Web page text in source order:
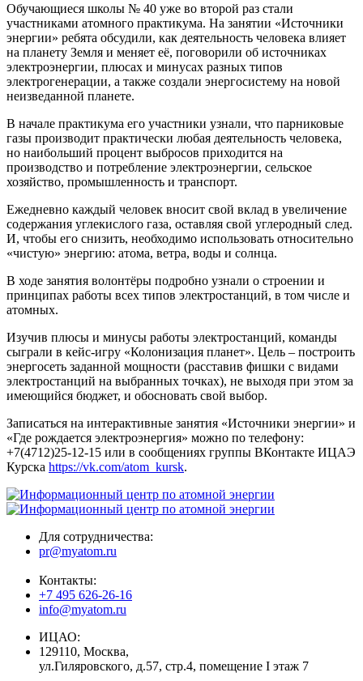
Обучающиеся школы № 40 уже во второй раз стали
участниками атомного практикума. На занятии «Источники
энергии» ребята обсудили, как деятельность человека влияет
на планету Земля и меняет её, поговорили об источниках
электроэнергии, плюсах и минусах разных типов
электрогенерации, а также создали энергосистему на новой
неизведанной планете.
В начале практикума его участники узнали, что парниковые
газы производит практически любая деятельность человека,
но наибольший процент выбросов приходится на
производство и потребление электроэнергии, сельское
хозяйство, промышленность и транспорт.
Ежедневно каждый человек вносит свой вклад в увеличение
содержания углекислого газа, оставляя свой углеродный след.
И, чтобы его снизить, необходимо использовать относительно
«чистую» энергию: атома, ветра, воды и солнца.
В ходе занятия волонтёры подробно узнали о строении и
принципах работы всех типов электростанций, в том числе и
атомных.
Изучив плюсы и минусы работы электростанций, команды
сыграли в кейс-игру «Колонизация планет». Цель – построить
энергосеть заданной мощности (расставив фишки с видами
электростанций на выбранных точках), не выходя при этом за
имеющийся бюджет, и обосновать свой выбор.
Записаться на интерактивные занятия «Источники энергии» и
«Где рождается электроэнергия» можно по телефону:
+7(4712)25-12-15 или в сообщениях группы ВКонтакте ИЦАЭ
Курска https://vk.com/atom_kursk.
Для сотрудничества:
pr@myatom.ru
Контакты:
+7 495 626-26-16
info@myatom.ru
ИЦАО:
129110, Москва,
ул.Гиляровского, д.57, стр.4, помещение I этаж 7